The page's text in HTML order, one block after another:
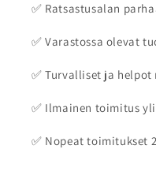
✅ Ratsastusalan
✅ Varastossa olevat
✅ Turvalliset ja helpot
✅ Ilmainen toimitus
✅ Nopeat toimitukset